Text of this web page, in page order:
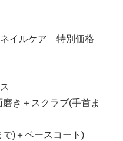
イルケア 特別価格
き＋スクラブ(手首ま
)＋ベースコート)